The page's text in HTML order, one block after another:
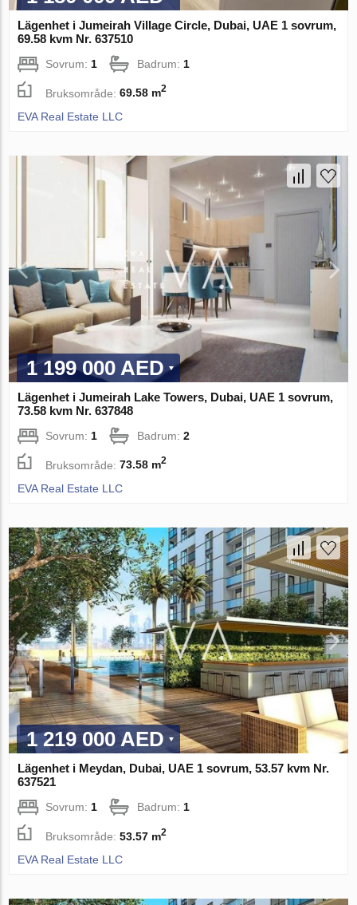
Lägenhet i Jumeirah Village Circle, Dubai, UAE 1 sovrum,
69.58 kvm Nr. 637510
Sovrum: 1 Badrum: 1
Bruksområde:69.58 m2
EVA Real Estate LLC
1 199 000 AED
Lägenhet i Jumeirah Lake Towers, Dubai, UAE 1 sovrum,
73.58 kvm Nr. 637848
Sovrum: 1 Badrum:2
Bruksområde:73.58 m2
EVA Real Estate LLC
1 219 000 AED
Lägenhet i Meydan, Dubai, UAE 1 sovrum, 53.57 kvm Nr.
637521
Sovrum:1 Badrum:1
Bruksområde:53.57 m2
EVA Real Estate LLC